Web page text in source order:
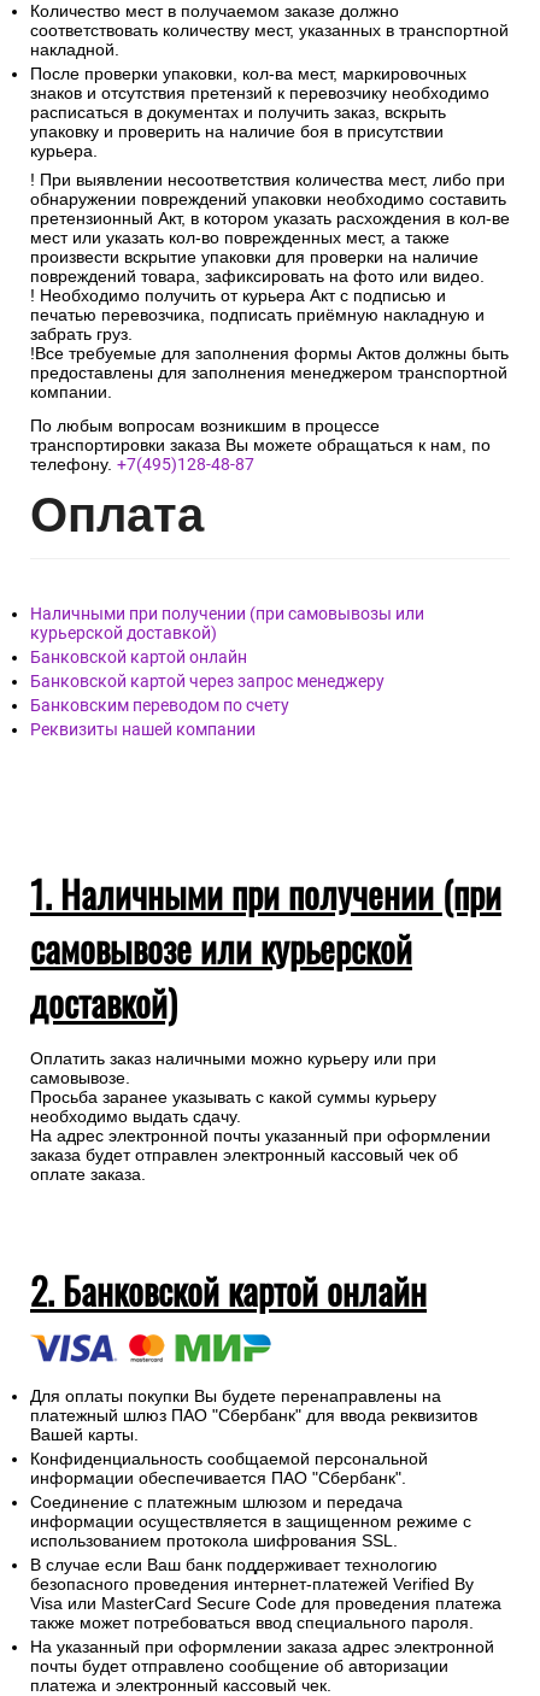
Количество мест в получаемом заказе должно
соответствовать количеству мест, указанных в транспортной
накладной.
После проверки упаковки, кол-ва мест, маркировочных
знаков и отсутствия претензий к перевозчику необходимо
расписаться в документах и получить заказ, вскрыть
упаковку и проверить на наличие боя в присутствии
курьера.
! При выявлении несоответствия количества мест, либо при
обнаружении повреждений упаковки необходимо составить
претензионный Акт, в котором указать расхождения в кол-ве
мест или указать кол-во поврежденных мест, а также
произвести вскрытие упаковки для проверки на наличие
повреждений товара, зафиксировать на фото или видео.
! Необходимо получить от курьера Акт с подписью и
печатью перевозчика, подписать приёмную накладную и
забрать груз.
!Все требуемые для заполнения формы Актов должны быть
предоставлены для заполнения менеджером транспортной
компании.
По любым вопросам возникшим в процессе
транспортировки заказа Вы можете обращаться к нам, по
телефону. +7(495)128-48-87
Оплата
Наличными при получении (при самовывозы или
курьерской доставкой)
Банковской картой онлайн
Банковской картой через запрос менеджеру
Банковским переводом по счету
Реквизиты нашей компании
1. Наличными при получении (при
самовывозе или курьерской
доставкой)
Оплатить заказ наличными можно курьеру или при
самовывозе.
Просьба заранее указывать с какой суммы курьеру
необходимо выдать сдачу.
На адрес электронной почты указанный при оформлении
заказа будет отправлен электронный кассовый чек об
оплате заказа.
2. Банковской картой онлайн
Для оплаты покупки Вы будете перенаправлены на
платежный шлюз ПАО "Сбербанк" для ввода реквизитов
Вашей карты.
Конфиденциальность сообщаемой персональной
информации обеспечивается ПАО "Сбербанк".
Соединение с платежным шлюзом и передача
информации осуществляется в защищенном режиме с
использованием протокола шифрования SSL.
В случае если Ваш банк поддерживает технологию
безопасного проведения интернет-платежей Verified By
Visa или MasterCard Secure Code для проведения платежа
также может потребоваться ввод специального пароля.
На указанный при оформлении заказа адрес электронной
почты будет отправлено сообщение об авторизации
платежа и электронный кассовый чек.